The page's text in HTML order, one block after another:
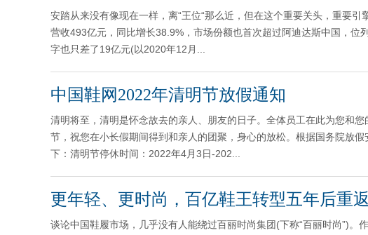
安踏从来没有像现在一样，离“王位“那么近，但在这个重要关头，重要
营收493亿元，同比增长38.9%，市场份额也首次超过阿迪达斯中国，位
字也只差了19亿元(以2020年12月...
中国鞋网2022年清明节放假通知
清明将至，清明是怀念故去的亲人、朋友的日子。全体员工在此为您和
节，祝您在小长假期间得到和亲人的团聚，身心的放松。根据国务院放
下：清明节停休时间：2022年4月3日-202...
更年轻、更时尚，百亿鞋王转型五年后重
谈论中国鞋履市场，几乎没有人能绕过百丽时尚集团(下称“百丽时尚”)